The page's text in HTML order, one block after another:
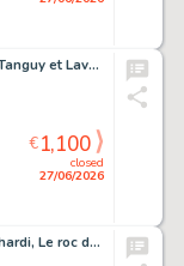
SERRES, Patrice (1946-2023) Tanguy et Laverdure, Tome...
closed
27/06/2026
€1,100
PAAPE, Eddy (1920-2012) Valhardi, Le roc du diable,...